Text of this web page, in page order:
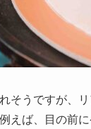
そうですが、リ
えば、目の前に